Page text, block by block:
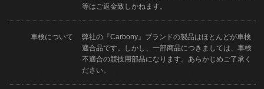
等はご返金致しかねます。
車検について
弊社の『Carbony』ブランドの製品はほとんどが車検
適合品です。しかし、一部商品につきましては、車検
不適合の競技用部品になります。あらかじめご了承く
ださい。